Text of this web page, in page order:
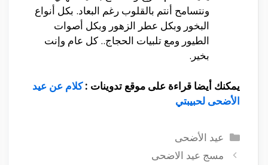
ونتسامح أنتم بالقلوب رغم البعاد. بكل أنواع
البخور وبكل عطر الزهور وبكل أصوات
الطيور ومع تلبيات الحجاج.. كل عام وإنت
بخير.
يمكنك أيضا قراءة على موقع تدوينات :كلام عن عيد
الأضحى لحبيبتي
التصنيفات
عيد الأضحى
مسج عيد الاضحى